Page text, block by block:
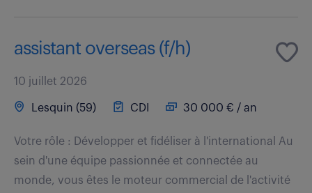
assistant overseas (f/h)
10 juillet 2026
Lesquin (59) CDI 30 000 € / an
Votre rôle : Développer et fidéliser à l'international Au
sein d'une équipe passionnée et connectée au
monde, vous êtes le moteur commercial de l'activité